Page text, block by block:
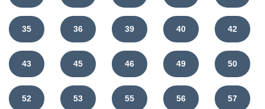
35 36 39 40 42
43 45 46 49 50
52 53 55 56 57